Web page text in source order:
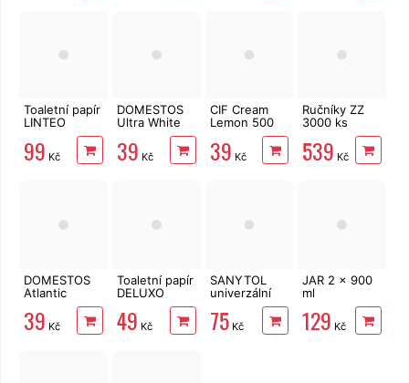
Toaletní papír
LINTEO
3vrstvý 16
rolí, 240 m
99 Kč
DOMESTOS
Ultra White
39 Kč
CIF Cream
Lemon 500
39 Kč
Ručníky ZZ
3000 ks
PrimaSoft
2vrstvé
celulóza
539 Kč
DOMESTOS
Atlantic
Fresh 750 ml
39 Kč
Toaletní papír
DELUXO
3vrstvý 8 rolí,
132 m
49 Kč
SANYTOL
univerzální
Eukalyptus
500 ml
75Kč
JAR 2 x 900
ml
Pomegranate
129 Kč